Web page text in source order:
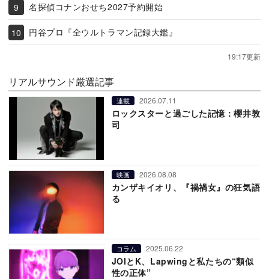
名探偵コナンおせち2027予約開始
円谷プロ『全ウルトラマン記録大鑑』
19:17更新
リアルサウンド厳選記事
連載 2026.07.11
ロックスターと過ごした記憶：櫻井敦
司
映画 2026.08.08
カンザキイオリ、『禍禍女』の狂気語
る
コラム 2025.06.22
JOIとK、Lapwingと私たちの“類似
性の正体”